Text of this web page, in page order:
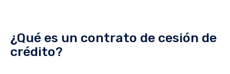
¿Qué es un contrato de cesión de
crédito?